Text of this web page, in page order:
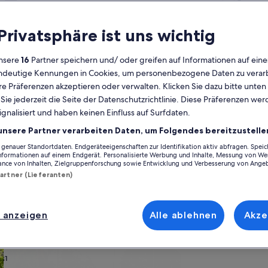
Derzeit
die
Monate
August
2026
und
September
angezeigt.
MoMontag
DiDienstag
MiMittwoch
DoDonnerstag
Fr Freitag
SaSamstag
SoSonntag
3 4 5 6 7 8 9
10 11 12
23
30
31
MoMontag
Di
7 8 9
21 22
28 29
Ferienunterkünften in Zechlinerhütte, die für deinen Urlaub wie
Annehmlichkeiten, die du dir für deinen Aufenthalt wünschst.
suchst, wirst du bei uns bestimmt fündig.
deinem Geschmack
oder Apartments
ist uns wichtig
16 Partner speichern und/ oder greifen auf Informationen auf
Kennungen in Cookies, um personenbezogene Daten zu
Präferenzen akzeptieren oder verwalten. Klicken Sie dazu bitte
jederzeit die Seite der Datenschutzrichtlinie. Diese Präferenzen
und haben keinen Einfluss auf Surfdaten.
Partner verarbeiten Daten, um Folgendes
Standortdaten. Endgeräteeigenschaften zur Identifikation aktiv abfragen.
auf einem Endgerät. Personalisierte Werbung und Inhalte, Messung von
von Inhalten, Zielgruppenforschung sowie Entwicklung und Verbesserung von
(Lieferanten)
Alle ablehnen